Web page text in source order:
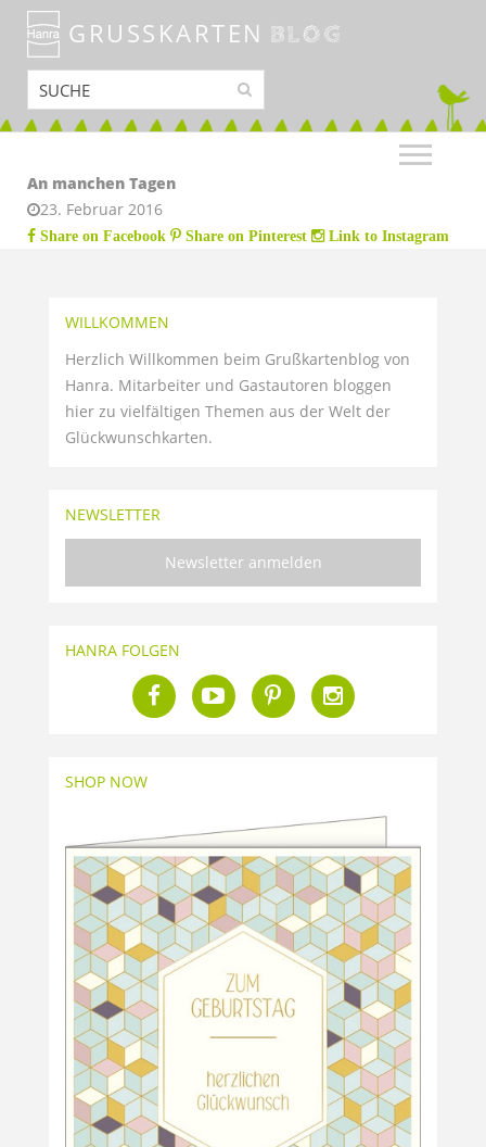
GRUSSKARTEN BLOG
An manchen Tagen
23. Februar 2016
Share on Facebook Share on Pinterest Link to Instagram
WILLKOMMEN
Herzlich Willkommen beim Grußkartenblog von
Hanra. Mitarbeiter und Gastautoren bloggen
hier zu vielfältigen Themen aus der Welt der
Glückwunschkarten.
NEWSLETTER
Newsletter anmelden
HANRA FOLGEN
SHOP NOW